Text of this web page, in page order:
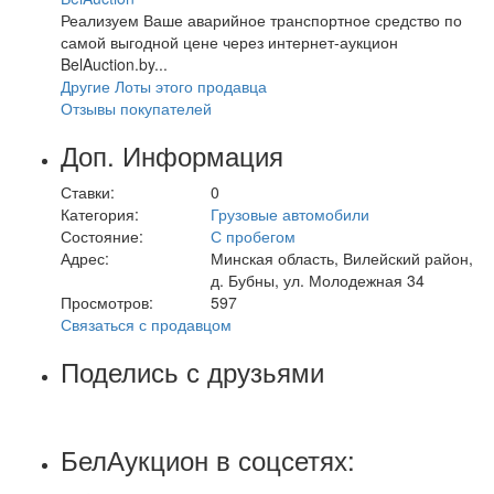
Реализуем Ваше аварийное транспортное средство по
самой выгодной цене через интернет-аукцион
BelAuction.by...
Другие Лоты этого продавца
Отзывы покупателей
Доп. Информация
Ставки:
0
Категория:
Грузовые автомобили
Состояние:
С пробегом
Адрес:
Минская область, Вилейский район,
д. Бубны, ул. Молодежная 34
Просмотров:
597
Связаться с продавцом
Поделись с друзьями
БелАукцион в соцсетях: